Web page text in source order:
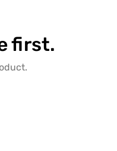
first.